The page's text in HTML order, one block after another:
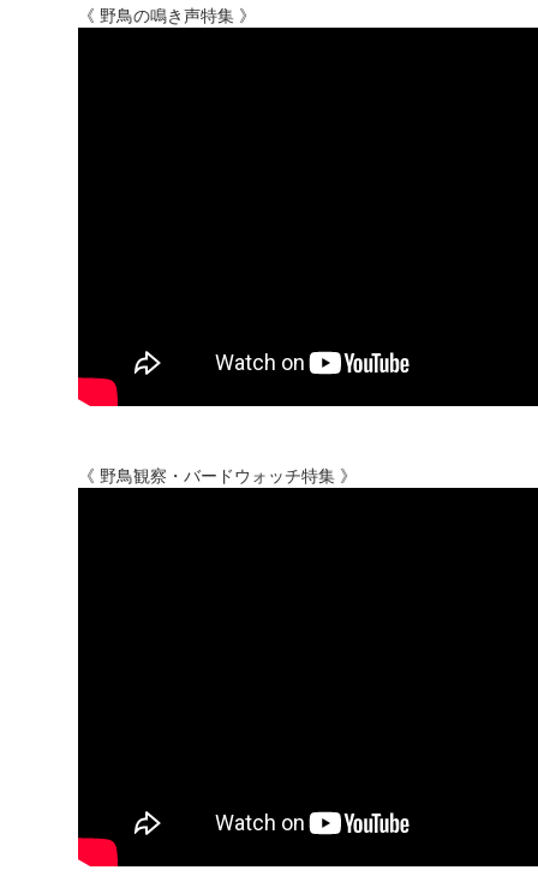
《 野鳥の鳴き声特集 》
《 野鳥観察・バードウォッチ特集 》